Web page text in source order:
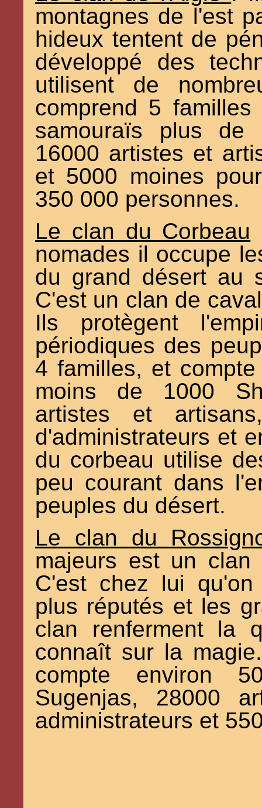
montagnes de l'est
hideux tentent de
développé des
utilisent de
comprend 5
samouraïs plus de
16000 artistes et
et 5000 moines
350 000 personnes.
Le clan du Corbeau
nomades il occupe
du grand désert au
C'est un clan de
Ils protègent
périodiques des
4 familles, et
moins de 1000
artistes et
d'administrateurs et
du corbeau utilise
peu courant dans
peuples du désert.
Le clan du
majeurs est un clan
C'est chez lui
plus réputés et les
clan renferment la
connaît sur la
compte environ
Sugenjas, 28000
administrateurs et